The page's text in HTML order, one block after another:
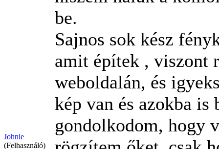
Johnie
(Felhasználó)
be.
Sajnos sok kész
amit építek , viszont
weboldalán, és
kép van és azokba
gondolkodom, hogy